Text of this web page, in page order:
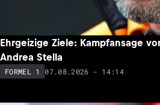
Ehrgeizige Ziele: Kampfansage
Andrea Stella
FORMEL 1 07.08.2026 - 14:14